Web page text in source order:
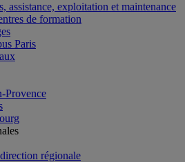
assistance, exploitation et maintenance
de formation
Paris
Provence
régionale